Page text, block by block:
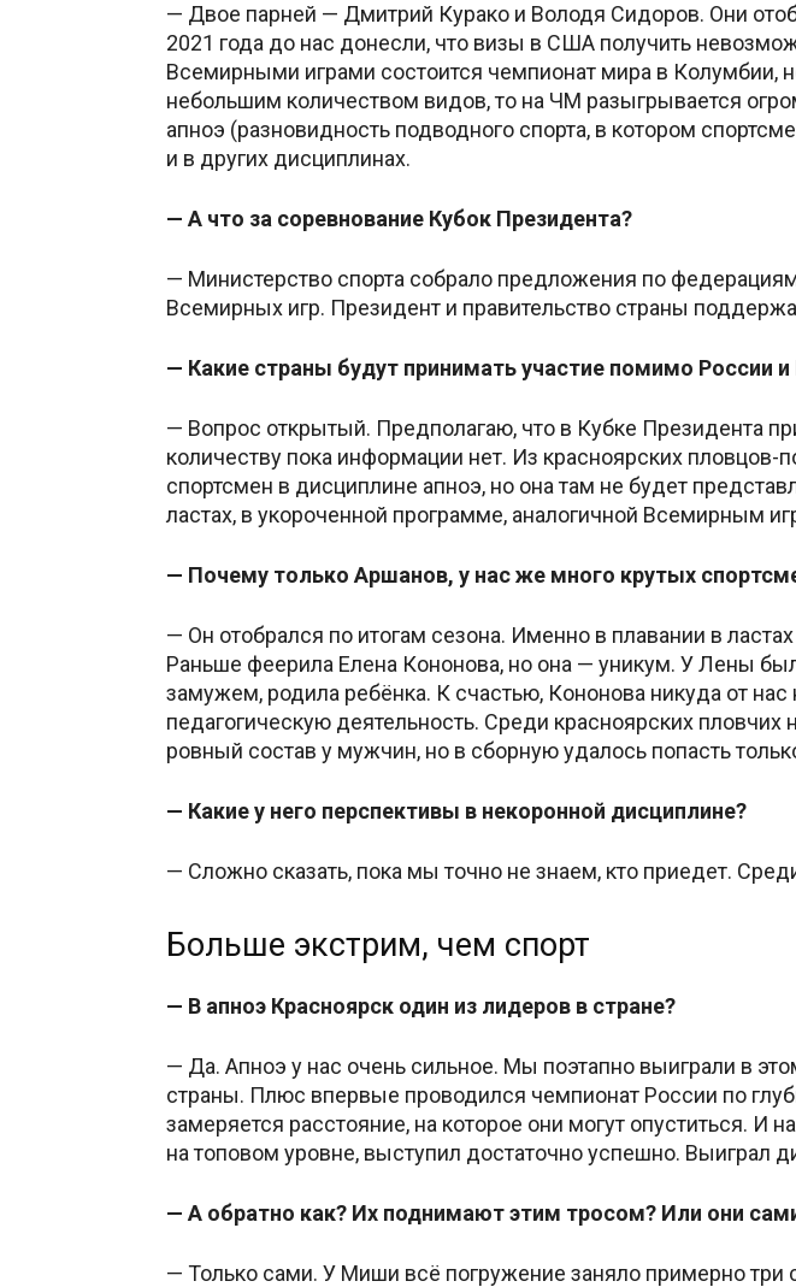
— Двое парней — Дмитрий Курако и Володя Сидоров. Они
2021 года до нас донесли, что визы в США получить
Всемирными играми состоится чемпионат мира в Колумбии,
небольшим количеством видов, то на ЧМ разыгрывается
апноэ (разновидность подводного спорта, в котором
и в других дисциплинах.
— А что за соревнование Кубок Президента?
— Министерство спорта собрало предложения по
Всемирных игр. Президент и правительство страны
— Какие страны будут принимать участие помимо России и
— Вопрос открытый. Предполагаю, что в Кубке Президента
количеству пока информации нет. Из красноярских
спортсмен в дисциплине апноэ, но она там не будет
ластах, в укороченной программе, аналогичной Всемирным
— Почему только Аршанов, у нас же много крутых
— Он отобрался по итогам сезона. Именно в плавании в
Раньше феерила Елена Кононова, но она — уникум. У Лены
замужем, родила ребёнка. К счастью, Кононова никуда от
педагогическую деятельность. Среди красноярских
ровный состав у мужчин, но в сборную удалось попасть
— Какие у него перспективы в некоронной дисциплине?
— Сложно сказать, пока мы точно не знаем, кто приедет.
Больше экстрим, чем спорт
— В апноэ Красноярск один из лидеров в стране?
— Да. Апноэ у нас очень сильное. Мы поэтапно выиграли в
страны. Плюс впервые проводился чемпионат России по
замеряется расстояние, на которое они могут опуститься.
на топовом уровне, выступил достаточно успешно. Выиграл
— А обратно как? Их поднимают этим тросом? Или они
— Только сами. У Миши всё погружение заняло примерно три